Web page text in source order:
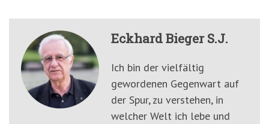
Eckhard Bieger S.J.
Ich bin der vielfältig
gewordenen Gegenwart auf
der Spur, zu verstehen, in
welcher Welt ich lebe und